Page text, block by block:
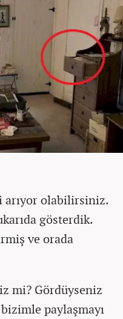
arıyor olabilirsiniz.
gösterdik.
ve orada
mi? Gördüyseniz
bizimle paylaşmayı